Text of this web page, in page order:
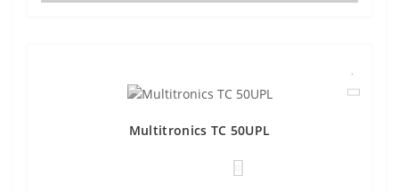
Multitronics TC 50UPL